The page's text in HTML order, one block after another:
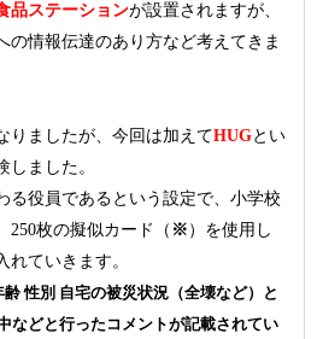
品ステーションが設置されますが、
の情報伝達のあり方など考えてきま
りましたが、今回 は加えてHUGとい
しました。
る役員であるという 設定で、小学校
250枚の擬似カード（ ※ ）を使用し
ていきます。
性別 自宅の被災状況（全壊など）と
などと行ったコメントが記載されてい